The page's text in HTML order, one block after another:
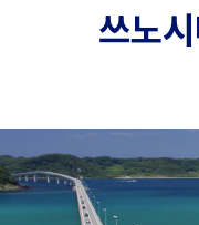
추천 여행지
목적지
쓰노